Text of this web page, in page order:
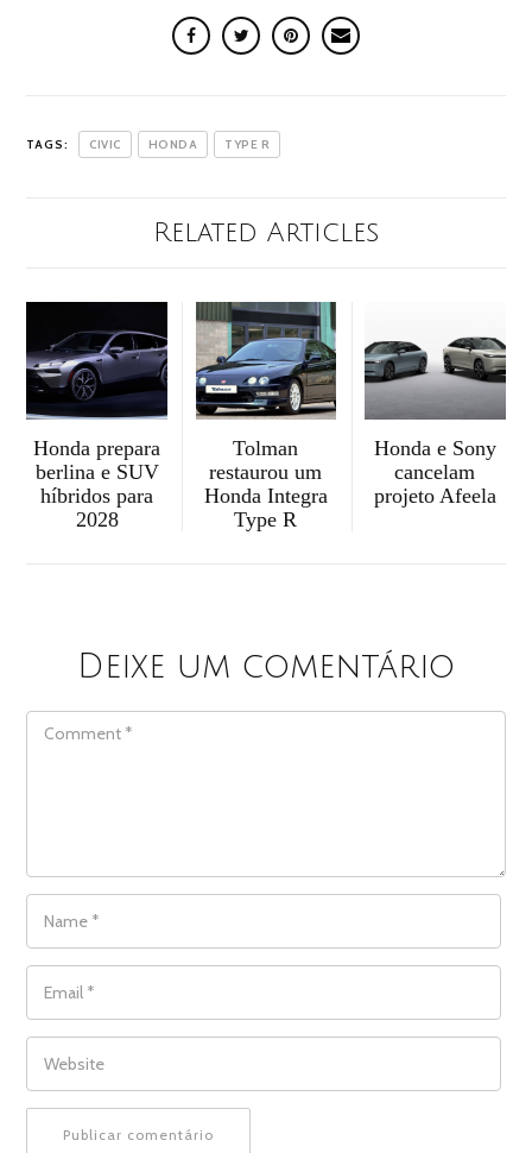
TAGS: CIVIC HONDA TYPE R
Related Articles
Honda prepara
berlina e SUV
híbridos para
2028
Tolman
restaurou um
Honda Integra
Type R
Honda e Sony
cancelam
projeto Afeela
Deixe um comentário
COMMENT
NAME
EMAIL
WEBSITE